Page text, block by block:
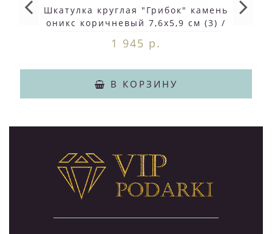
Шкатулка круглая "Грибок" камень
оникс коричневый 7,6х5,9 см (3) /
для хранения бижутерии / шкатулка из
1 945 р.
В КОРЗИНУ